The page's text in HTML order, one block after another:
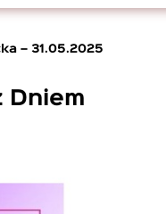
– 31.05.2025
Dniem